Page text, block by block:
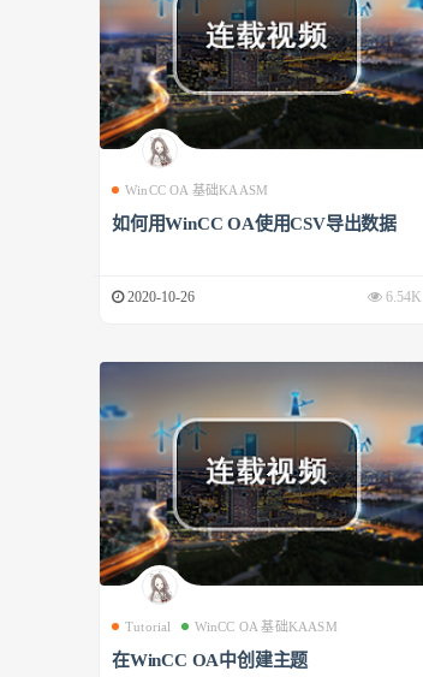
WinCC OA 基础KAASM
如何用WinCC OA使用CSV导出数据
2020-10-26 6.54K
Tutorial WinCC OA 基础KAASM
在WinCC OA中创建主题